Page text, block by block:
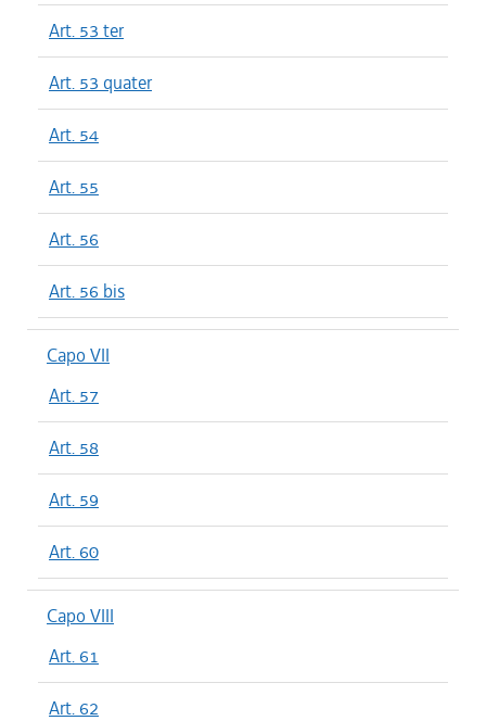
Art. 53 ter
Art. 53 quater
Art. 54
Art. 55
Art. 56
Art. 56 bis
Capo VII
Art. 57
Art. 58
Art. 59
Art. 60
Capo VIII
Art. 61
Art. 62